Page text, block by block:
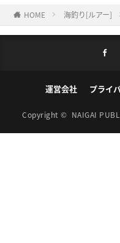
HOME 海釣り[ルアー]
運営会社 プライ
Copyright © NAIGAI